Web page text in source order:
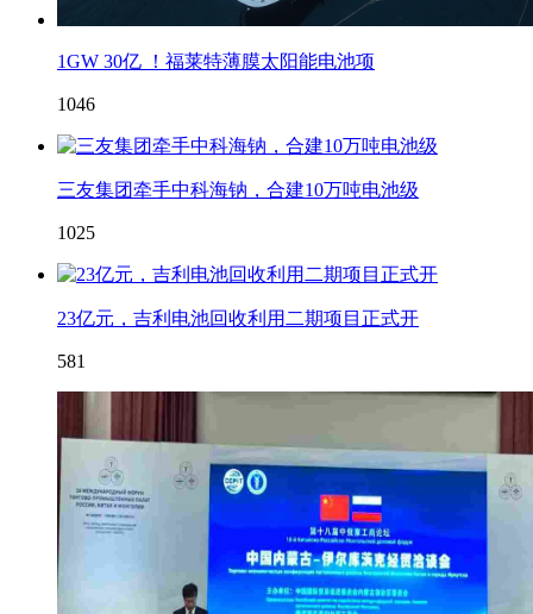
1GW 30亿 ！福莱特薄膜太阳能电池项
1046
三友集团牵手中科海钠，合建10万吨电池级
1025
23亿元，吉利电池回收利用二期项目正式开
581